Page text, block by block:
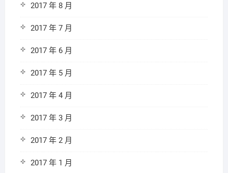
2017 年 8 月
2017 年 7 月
2017 年 6 月
2017 年 5 月
2017 年 4 月
2017 年 3 月
2017 年 2 月
2017 年 1 月